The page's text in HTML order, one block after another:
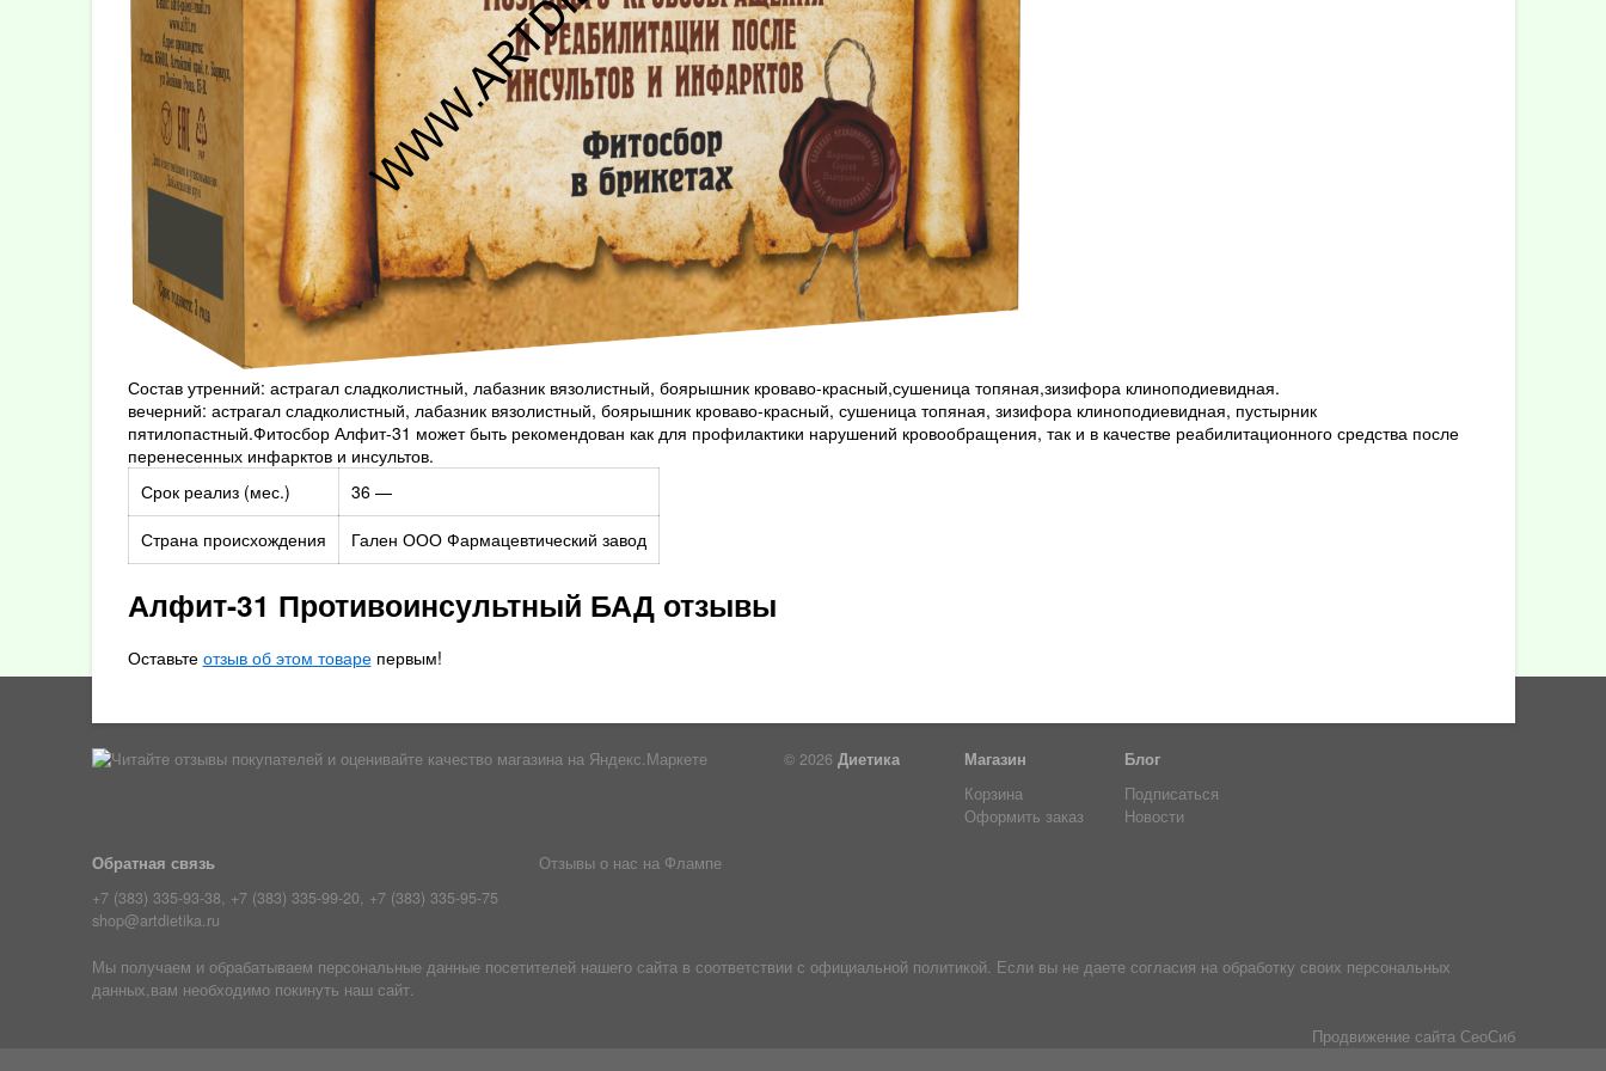
Состав утренний: астрагал сладколистный, лабазник вязолистный, боярышник кроваво-красный,сушеница топяная,зизифора клиноподиевидная.
вечерний: астрагал сладколистный, лабазник вязолистный, боярышник кроваво-красный, сушеница топяная, зизифора клиноподиевидная, пустырник
пятилопастный.Фитосбор Алфит-31 может быть рекомендован как для профилактики нарушений кровообращения, так и в качестве реабилитационного средства после
перенесенных инфарктов и инсультов.
Срок реализ (мес.)
36 —
Страна происхождения
Гален ООО Фармацевтический завод
Алфит-31 Противоинсультный БАД отзывы
Оставьте отзыв об этом товарепервым!
© 2026 Диетика
Магазин
Корзина
Оформить заказ
Блог
Подписаться
Новости
Обратная связь
+7 (383) 335-93-38, +7 (383) 335-99-20, +7 (383) 335-95-75
shop@artdietika.ru
Отзывы о нас на Флампе
Мы получаем и обрабатываем персональные данные посетителей нашего сайта в соответствии с официальной политикой. Если вы не даете согласия на обработку своих персональных
данных,вам необходимо покинуть наш сайт.
Продвижение сайтаСеоСиб